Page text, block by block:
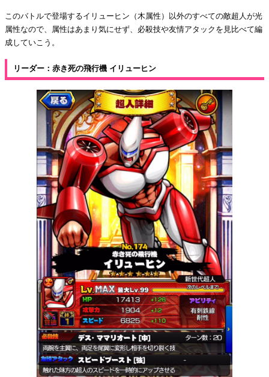
このバトルで登場するイリューヒン（木属性）以外のすべての敵超人が光
属性なので、属性はあまり気にせず、必殺技や友情アタックを見比べて編
成していこう。
リーダー：赤き死の飛行機 イリューヒン